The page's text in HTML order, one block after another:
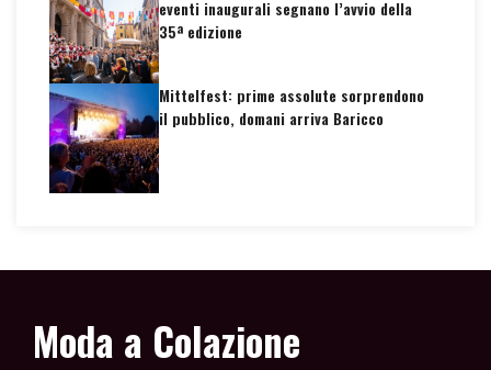
eventi inaugurali segnano l’avvio della
35ª edizione
Mittelfest: prime assolute sorprendono
il pubblico, domani arriva Baricco
Moda a Colazione